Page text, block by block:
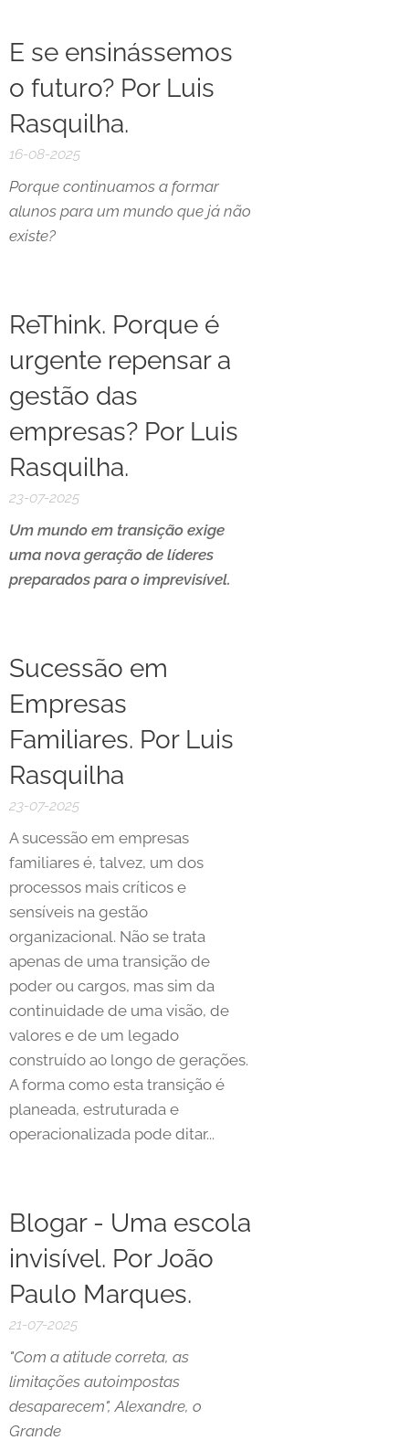
E se ensinássemos
o futuro? Por Luis
Rasquilha.
16-08-2025
Porque continuamos a formar
alunos para um mundo que já não
existe?
ReThink. Porque é
urgente repensar a
gestão das
empresas? Por Luis
Rasquilha.
23-07-2025
Um mundo em transição exige
uma nova geração de líderes
preparados para o imprevisível.
Sucessão em
Empresas
Familiares. Por Luis
Rasquilha
23-07-2025
A sucessão em empresas
familiares é, talvez, um dos
processos mais críticos e
sensíveis na gestão
organizacional. Não se trata
apenas de uma transição de
poder ou cargos, mas sim da
continuidade de uma visão, de
valores e de um legado
construído ao longo de gerações.
A forma como esta transição é
planeada, estruturada e
operacionalizada pode ditar...
Blogar - Uma escola
invisível. Por João
Paulo Marques.
21-07-2025
"Com a atitude correta, as
limitações autoimpostas
desaparecem", Alexandre, o
Grande